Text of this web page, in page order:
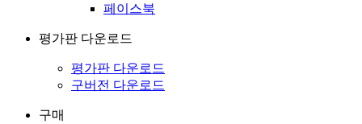
페이스북
평가판 다운로드
평가판 다운로드
구버전 다운로드
구매